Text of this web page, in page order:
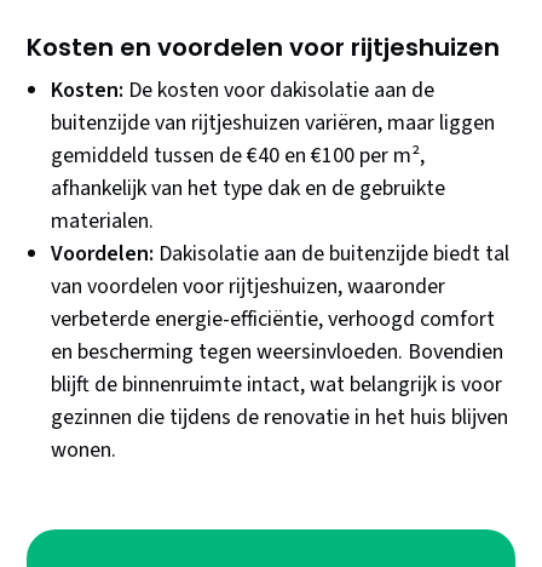
Kosten en voordelen voor rijtjeshuizen
Kosten: De kosten voor dakisolatie aan de
buitenzijde van rijtjeshuizen variëren, maar liggen
gemiddeld tussen de €40 en €100 per m²,
afhankelijk van het type dak en de gebruikte
materialen.
Voordelen: Dakisolatie aan de buitenzijde biedt tal
van voordelen voor rijtjeshuizen, waaronder
verbeterde energie-efficiëntie, verhoogd comfort
en bescherming tegen weersinvloeden. Bovendien
blijft de binnenruimte intact, wat belangrijk is voor
gezinnen die tijdens de renovatie in het huis blijven
wonen.